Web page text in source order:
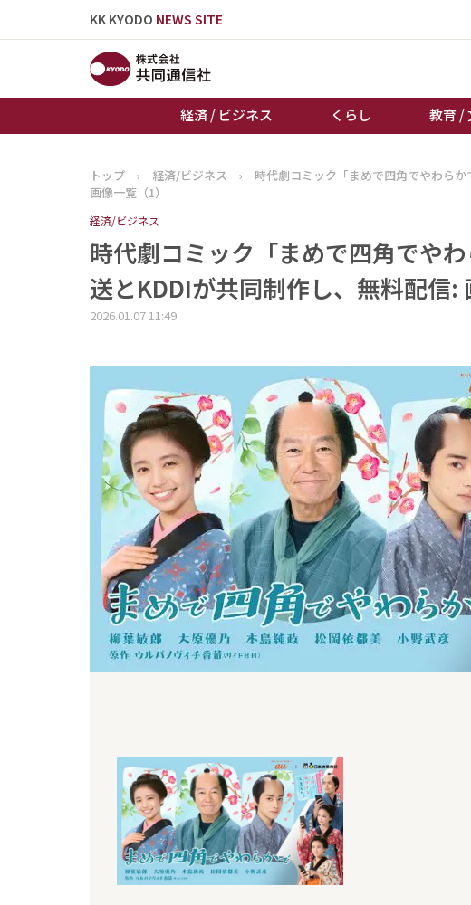
KK KYODO NEWS SITE
経済 / ビジネス くらし 教育 /
トップページ
経済 /
エンタメ
スポーツ
トップ › 経済/ビジネス › 時代劇コミック「まめで四角でやわら
画像一覧（1）
経済/ビジネス
時代劇コミック「まめで四角でや
送とKDDIが共同制作し、無料配信:
2026.01.07 11:49